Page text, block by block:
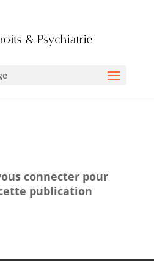
connecter pour
publication